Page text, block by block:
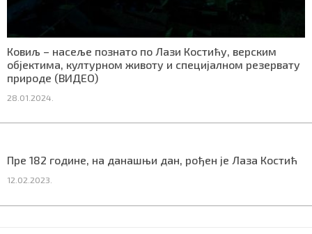
Ковиљ – насеље познато по Лази Костићу, верским
објектима, културном животу и специјалном резервату
природе (ВИДЕО)
28.01.2024.
Пре 182 године, на данашњи дан, рођен је Лаза Костић
12.02.2023.